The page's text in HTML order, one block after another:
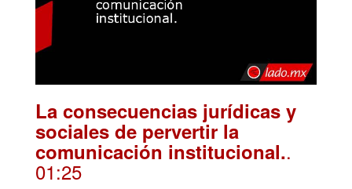
La consecuencias jurídicas y
sociales de pervertir la
comunicación institucional..
01:25